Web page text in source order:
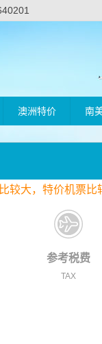
澳洲特价 南
较大，特价机票比
参考税费
TAX